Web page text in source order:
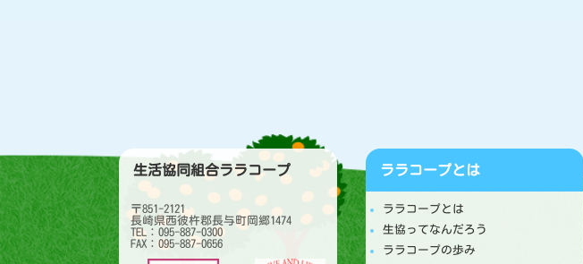
生活協同組合ララコープ
〒851-2121
長崎県西彼杵郡長与町岡郷1474
TEL：095-887-0300
FAX：095-887-0656
ララコープとは
ララコープとは
生協ってなんだろう
ララコープの歩み